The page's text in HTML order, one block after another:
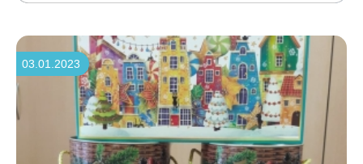
03.01.2023